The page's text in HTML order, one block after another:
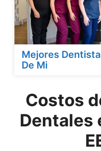
Mejores
De Mi
Costos
Dentales